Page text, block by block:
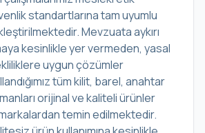
standartlarına tam uyumlu
Mevzuata aykırı
kesinlikle yer vermeden, yasal
uygun çözümler
tüm kilit, barel, anahtar
orijinal ve kaliteli ürünler
temin edilmektedir.